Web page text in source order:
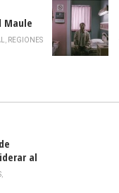
Maule
de la
, REGIONES
al
,